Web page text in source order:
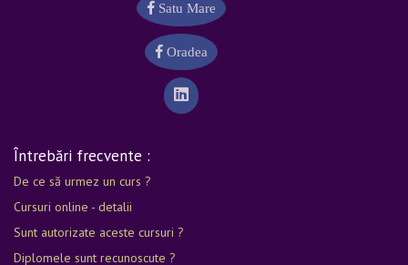
Satu Mare
Oradea
Întrebări frecvente :
De ce să urmez un curs ?
Cursuri online - detalii
Sunt autorizate aceste cursuri ?
Diplomele sunt recunoscute ?